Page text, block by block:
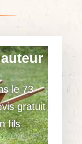
le 73
gratuit
fils